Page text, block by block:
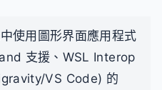
使用圖形界面應用程式
支援、WSL Interop
VS Code) 的